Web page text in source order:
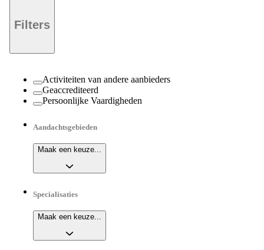
Filters
Activiteiten van andere aanbieders
Geaccrediteerd
Persoonlijke Vaardigheden
Aandachtsgebieden
Maak een keuze...
Specialisaties
Maak een keuze...